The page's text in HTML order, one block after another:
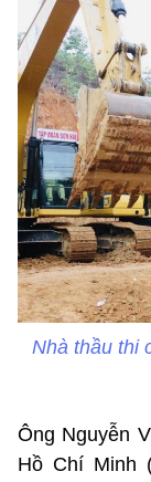
Nhà thầu thi
Ông Nguyễn
Hồ Chí Minh